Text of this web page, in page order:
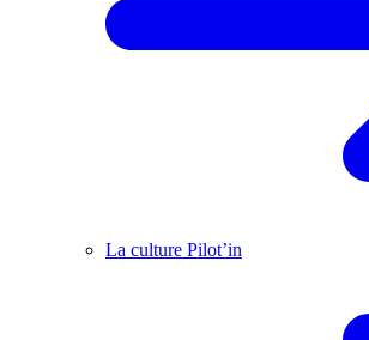
La culture Pilot’in